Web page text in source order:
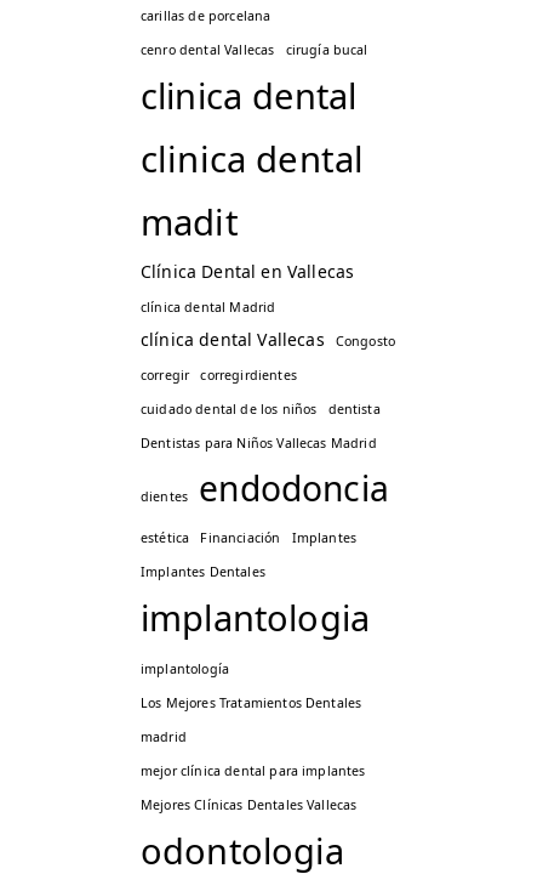
carillas de porcelana
cenro dental Vallecas
cirugía bucal
clinica dental
clinica dental
madit
Clínica Dental en Vallecas
clínica dental Madrid
clínica dental Vallecas
Congosto
corregir
corregirdientes
cuidado dental de los niños
dentista
Dentistas para Niños Vallecas Madrid
dientes endodoncia
estética Financiación
Implantes
Implantes Dentales
implantologia
implantología
Los Mejores Tratamientos Dentales
madrid
mejor clínica dental para implantes
Mejores Clínicas Dentales Vallecas
odontologia